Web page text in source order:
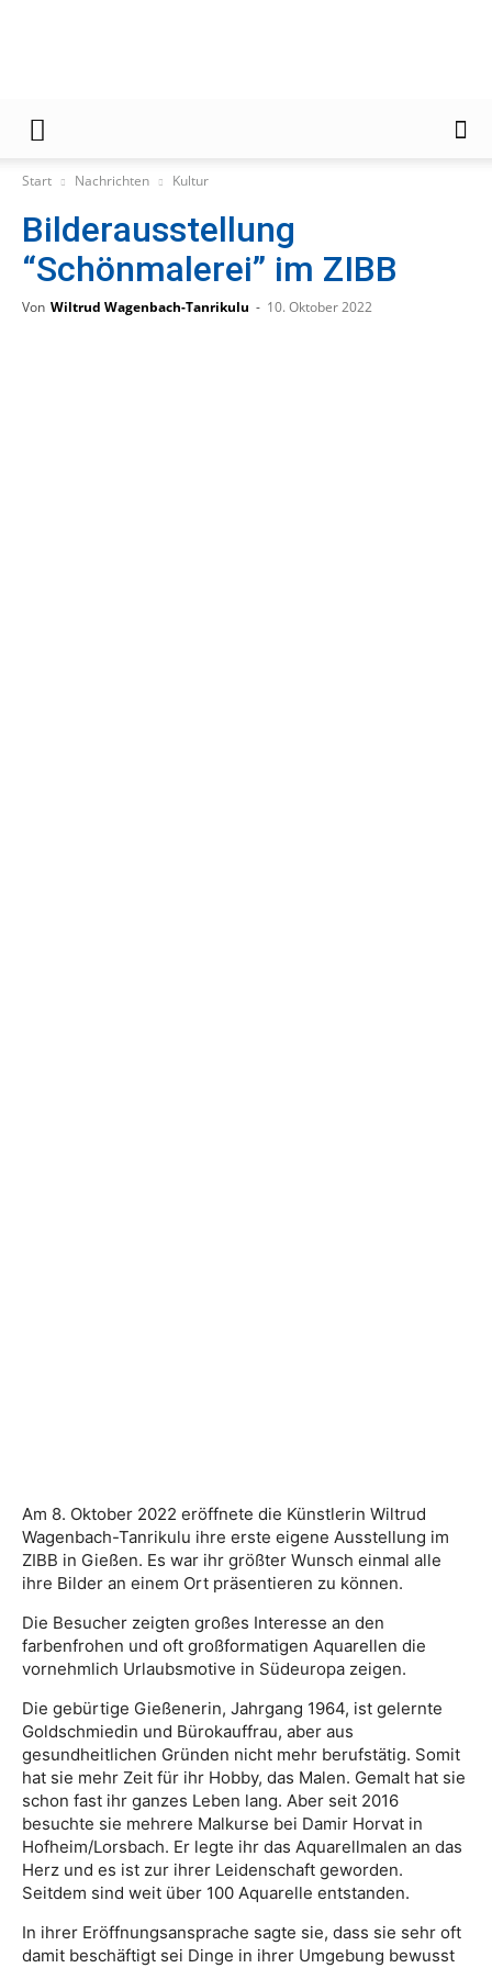
Zeitung
Start Nachrichten Kultur
Bilderausstellung
“Schönmalerei” im ZIBB
Von Wiltrud Wagenbach-Tanrikulu - 10. Oktober 2022
Am 8. Oktober 2022 eröffnete die Künstlerin Wiltrud
Wagenbach-Tanrikulu ihre erste eigene Ausstellung im
ZIBB in Gießen. Es war ihr größter Wunsch einmal alle
ihre Bilder an einem Ort präsentieren zu können.
Die Besucher zeigten großes Interesse an den
farbenfrohen und oft großformatigen Aquarellen die
vornehmlich Urlaubsmotive in Südeuropa zeigen.
Die gebürtige Gießenerin, Jahrgang 1964, ist gelernte
Goldschmiedin und Bürokauffrau, aber aus
gesundheitlichen Gründen nicht mehr berufstätig. Somit
hat sie mehr Zeit für ihr Hobby, das Malen. Gemalt hat sie
schon fast ihr ganzes Leben lang. Aber seit 2016
besuchte sie mehrere Malkurse bei Damir Horvat in
Hofheim/Lorsbach. Er legte ihr das Aquarellmalen an das
Herz und es ist zur ihrer Leidenschaft geworden.
Seitdem sind weit über 100 Aquarelle entstanden.
In ihrer Eröffnungsansprache sagte sie, dass sie sehr oft
damit beschäftigt sei Dinge in ihrer Umgebung bewusst